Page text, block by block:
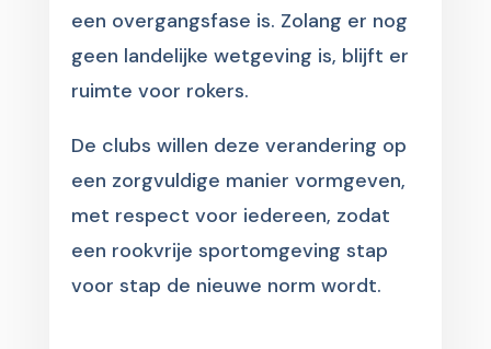
een overgangsfase is. Zolang er nog
geen landelijke wetgeving is, blijft er
ruimte voor rokers.
De clubs willen deze verandering op
een zorgvuldige manier vormgeven,
met respect voor iedereen, zodat
een rookvrije sportomgeving stap
voor stap de nieuwe norm wordt.